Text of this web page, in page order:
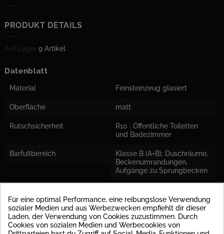
PRODUKT DETAILS
9 Artikel
Datenblatt
Material Feinsteinzeug glasiert
Oberfläche matt
Rutschsicherheit
R10 : Öffentliche Toiletten
und Badezimmer
Barfußbereich
Klasse B (A+B): Duschräume,
Beckenumrandungen,
Aufgänge zu Sprungbecken
Beanspruchungen in
Hauseingängen eingesetzt
werden.
Für eine optimal Performance, eine reibungslose Verwendung
sozialer Medien und aus Werbezwecken empfiehlt dir dieser
Laden, der Verwendung von Cookies zuzustimmen. Durch
Cookies von sozialen Medien und Werbecookies von